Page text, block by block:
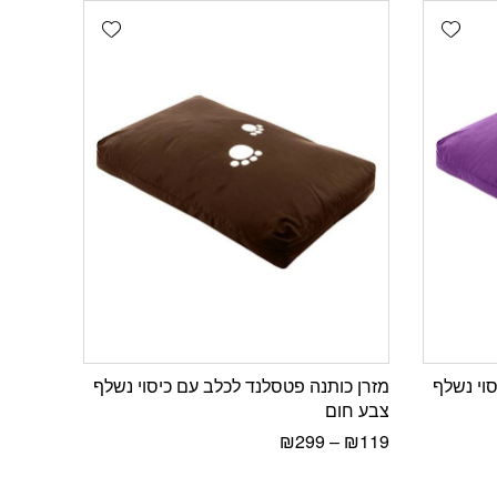
Add wishlist
נשלף
Add wishlist
מזרן כותנה פטסלנד לכלב עם כיסוי נשלף
צבע חום
₪119
–
₪299